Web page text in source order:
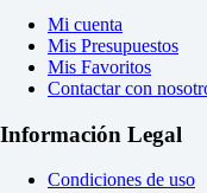
Mi cuenta
Mis Presupuestos
Mis Favoritos
Contactar con
Información Legal
Condiciones de uso